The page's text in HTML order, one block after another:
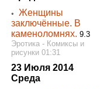
◦Женщины
заключённые. В
каменоломнях.9.3
Эротика - Комиксы и
рисунки 01:31
23 Июля 2014
Среда